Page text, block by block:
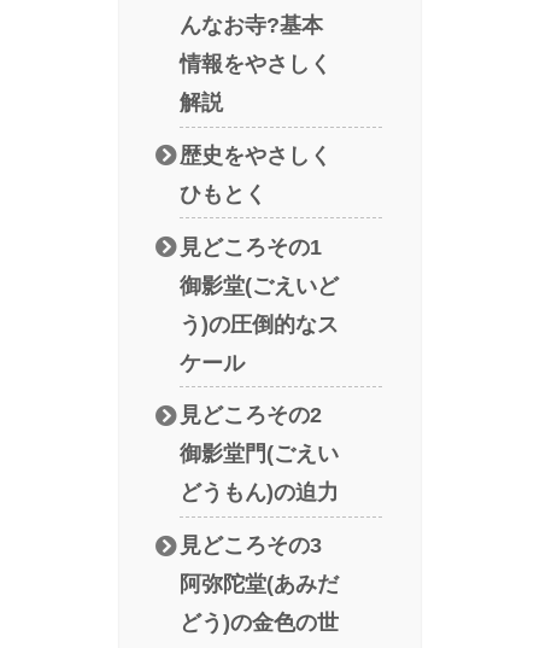
んなお寺?基本
情報をやさしく
解説
歴史をやさしく
ひもとく
見どころその1
御影堂(ごえいど
う)の圧倒的なス
ケール
見どころその2
御影堂門(ごえい
どうもん)の迫力
見どころその3
阿弥陀堂(あみだ
どう)の金色の世